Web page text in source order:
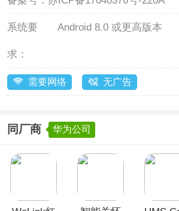
系统要
求：
Android 8.0 或更高版本
需要网络 无广告
同厂商 华为公司